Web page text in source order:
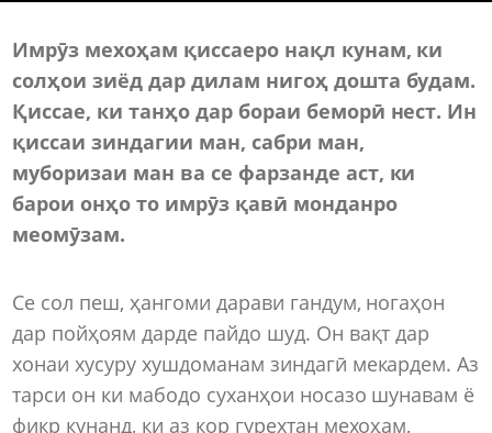
Имрӯз мехоҳам қиссаеро нақл кунам, ки
солҳои зиёд дар дилам нигоҳ дошта будам.
Қиссае, ки танҳо дар бораи беморӣ нест. Ин
қиссаи зиндагии ман, сабри ман,
муборизаи ман ва се фарзанде аст, ки
барои онҳо то имрӯз қавӣ монданро
меомӯзам.
Се сол пеш, ҳангоми дарави гандум, ногаҳон
дар пойҳоям дарде пайдо шуд. Он вақт дар
хонаи хусуру хушдоманам зиндагӣ мекардем. Аз
тарси он ки мабодо суханҳои носазо шунавам ё
фикр кунанд, ки аз кор гурехтан мехоҳам,